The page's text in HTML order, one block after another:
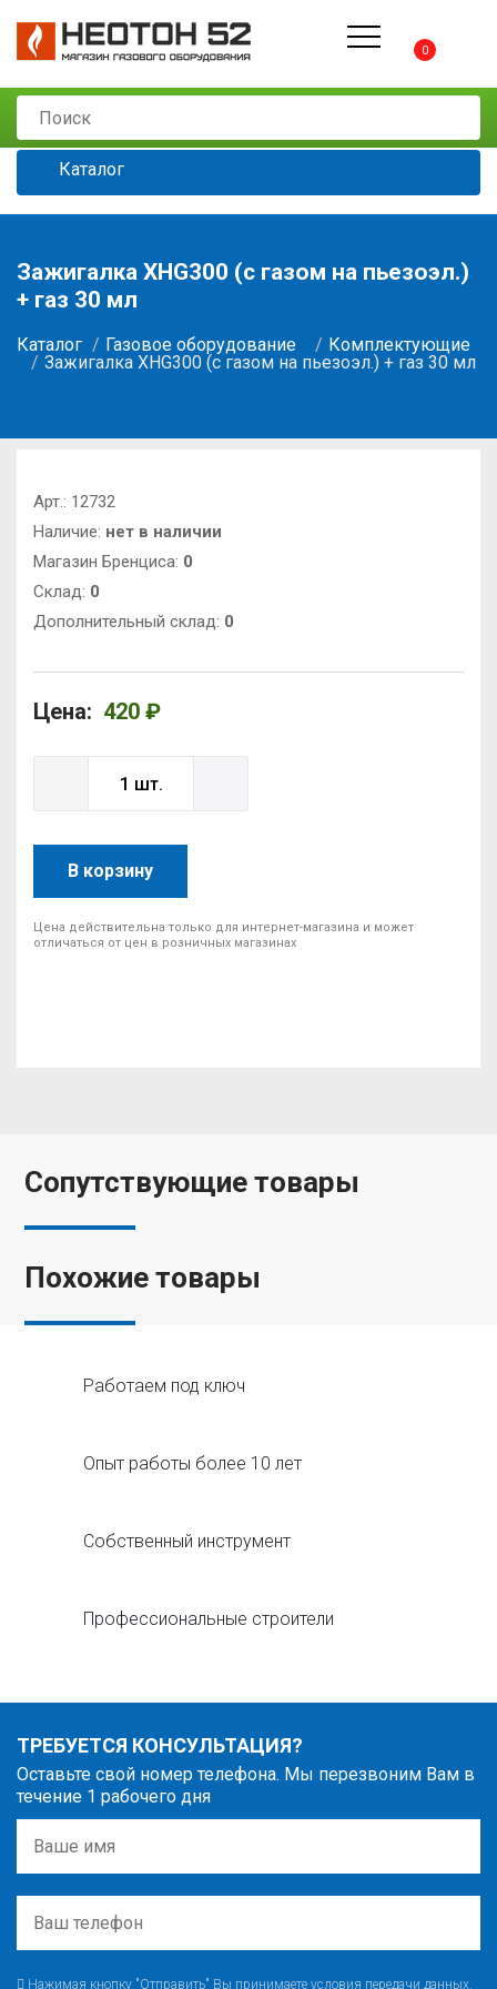
0
Каталог
Зажигалка XHG300 (с газом на пьезоэл.)
+ газ 30 мл
Каталог Газовое оборудование
Комплектующие
Зажигалка XHG300 (с газом на пьезоэл.) + газ 30 мл
Арт.: 12732
Наличие: нет в наличии
Магазин Бренциса: 0
Cклад: 0
Дополнительный склад: 0
Цена: 420 ₽
В корзину
Цена действительна только для интернет-магазина и может
отличаться от цен в розничных магазинах
Сопутствующие товары
Похожие товары
Работаем под ключ
Опыт работы более 10 лет
Собственный инструмент
Профессиональные строители
ТРЕБУЕТСЯ КОНСУЛЬТАЦИЯ?
Оставьте свой номер телефона. Мы перезвоним Вам в
течение 1 рабочего дня
Нажимая кнопку "Отправить" Вы принимаете условия передачи данных.